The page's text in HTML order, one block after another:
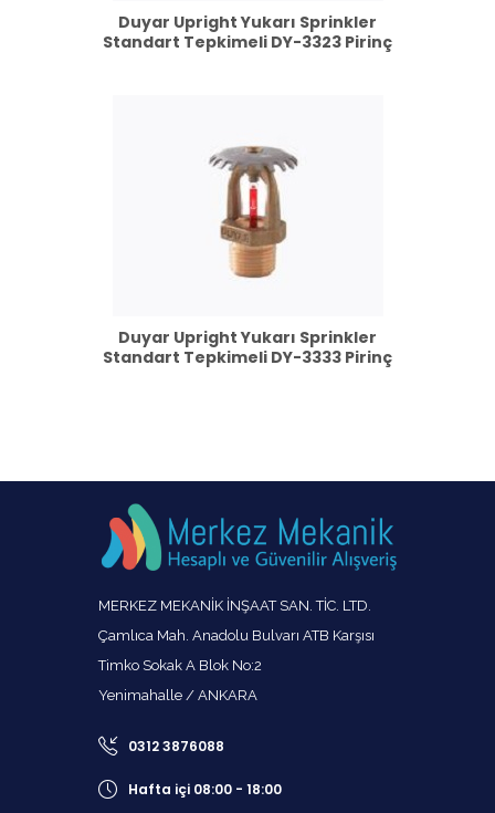
Duyar Upright Yukarı Sprinkler
Standart Tepkimeli DY-3323 Pirinç
Duyar Upright Yukarı Sprinkler
Standart Tepkimeli DY-3333 Pirinç
MERKEZ MEKANİK İNŞAAT SAN. TİC. LTD.
Çamlıca Mah. Anadolu Bulvarı ATB Karşısı
Timko Sokak A Blok No:2
Yenimahalle / ANKARA
0312 3876088
Hafta içi 08:00 - 18:00